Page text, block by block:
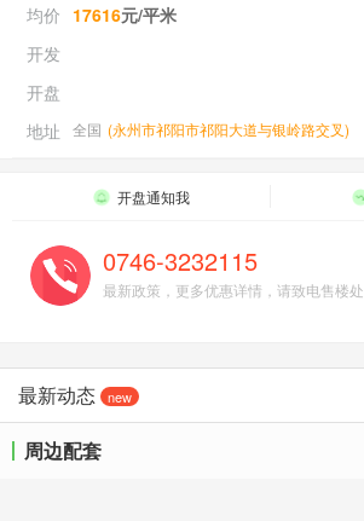
均价 17616元/平米
开发
开盘
地址
全国 (永州市祁阳市祁阳大道与银岭路交叉)
开盘通知我
0746-3232115
最新政策，更多优惠详情，请致电售楼处
最新动态 new
周边配套